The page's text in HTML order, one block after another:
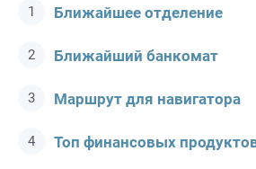
Ближайшее отделение
Ближайший банкомат
Маршрут для навигатора
Топ финансовых